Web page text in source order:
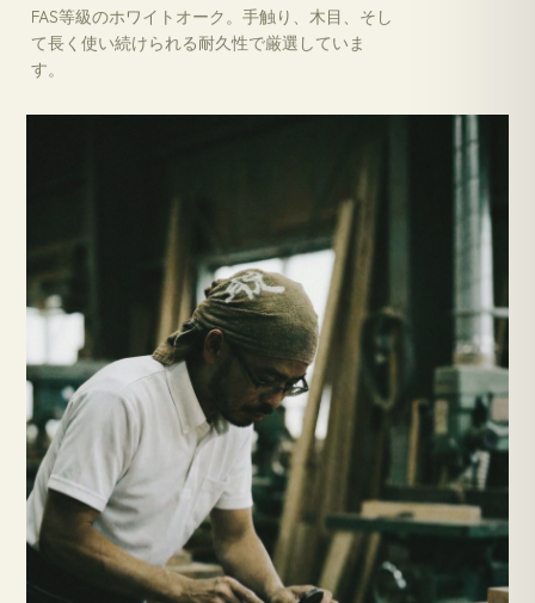
FAS等級のホワイトオーク。手触り、木目、そし
て長く使い続けられる耐久性で厳選していま
す。